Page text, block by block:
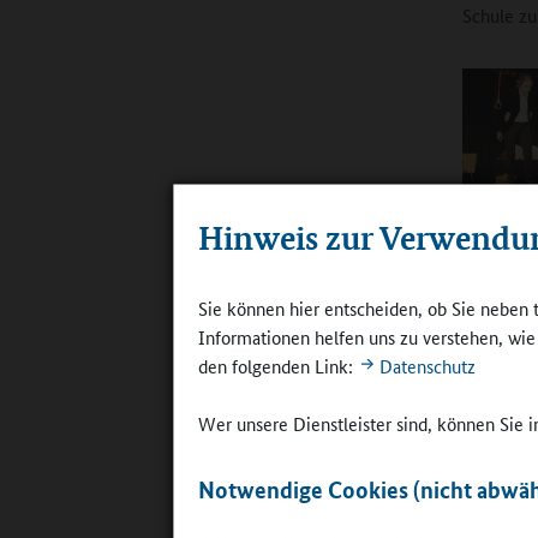
Hinweis zur
Sie können hier entscheiden, ob Sie
Informationen helfen uns zu verstehen,
den folgenden Link:
Datenschutz
Wer unsere Dienstleister sind, können Sie
Notwendige Cookies (nicht
Schule